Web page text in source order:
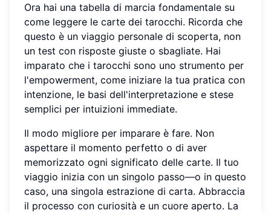
Ora hai una tabella di marcia fondamentale su
come leggere le carte dei tarocchi. Ricorda che
questo è un viaggio personale di scoperta, non
un test con risposte giuste o sbagliate. Hai
imparato che i tarocchi sono uno strumento per
l'empowerment, come iniziare la tua pratica con
intenzione, le basi dell'interpretazione e stese
semplici per intuizioni immediate.
Il modo migliore per imparare è fare. Non
aspettare il momento perfetto o di aver
memorizzato ogni significato delle carte. Il tuo
viaggio inizia con un singolo passo—o in questo
caso, una singola estrazione di carta. Abbraccia
il processo con curiosità e un cuore aperto. La